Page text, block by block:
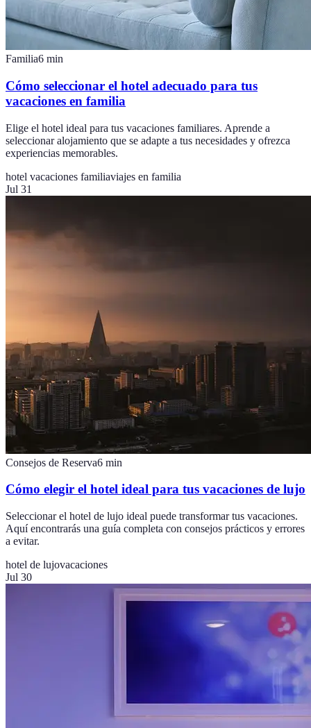
Familia6 min
Cómo seleccionar el hotel adecuado para tus
vacaciones en familia
Elige el hotel ideal para tus vacaciones familiares. Aprende a
seleccionar alojamiento que se adapte a tus necesidades y ofrezca
experiencias memorables.
hotel vacaciones familiaviajes en familia
Jul 31
Consejos de Reserva6 min
Cómo elegir el hotel ideal para tus vacaciones de lujo
Seleccionar el hotel de lujo ideal puede transformar tus vacaciones.
Aquí encontrarás una guía completa con consejos prácticos y errores
a evitar.
hotel de lujovacaciones
Jul 30